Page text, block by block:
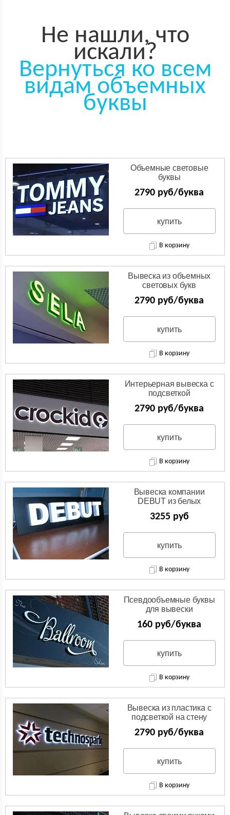
Не нашли, что
искали?
Вернуться ко всем
видам объемных
буквы
Объемные световые
буквы
2790 руб/буква
купить
В корзину
Вывеска из объемных
световых букв
2790 руб/буква
купить
В корзину
Интерьерная вывеска с
подсветкой
2790 руб/буква
купить
В корзину
Вывеска компании
DEBUT из белых
световых объемных букв
3255 руб
купить
В корзину
Псевдообъемные буквы
для вывески
160 руб/буква
купить
В корзину
Вывеска из пластика с
подсветкой на стену
2790 руб/буква
купить
В корзину